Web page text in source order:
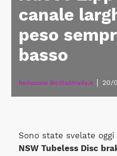
canale
peso
basso
Redazione BiciDaStrada.it 20/
Sono state svelate oggi
NSW Tubeless Disc